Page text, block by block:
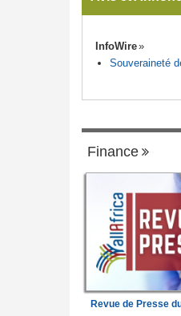
InfoWire
Souveraineté
Finance
Revue de Presse